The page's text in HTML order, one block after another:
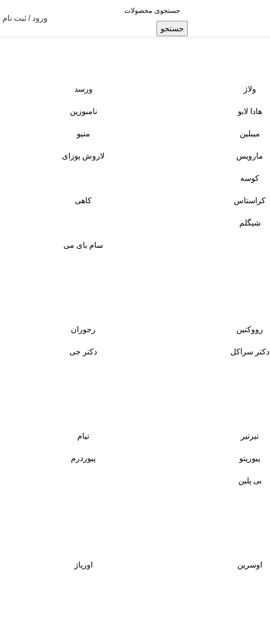
جستجو
ورود / ثبت نام
ولاژ ورسد
هادا لابو نامبوزین
میبلین منیو
مارویس لاروش پوزای
کوسه
کراستاس کاهی
شیگلم
سام بای می
رووکتین رجوران
دکتر سراکل دکتر جی
تیرتیر تیام
پیوریتو پیوردرم
بی پلین
اوسرین اوریاژ